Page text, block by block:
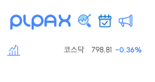
코스닥 798.81 -0.36%